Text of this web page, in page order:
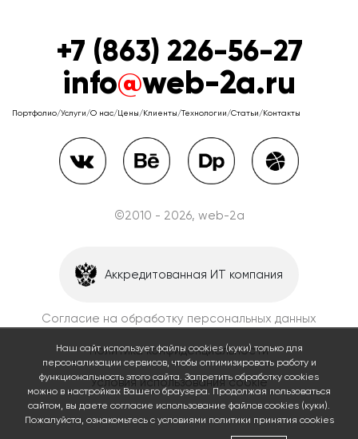
+7 (863) 226-56-27
info@web-2a.ru
Портфолио/Услуги/О нас/Цены/Клиенты/Технологии/Статьи/Контакты
©2010 - 2026, web-2a
Аккредитованная ИТ компания
Согласие на обработку персональных данных
Политика конфиденциальности
Условия использования cookie
Наш сайт использует файлы cookies (куки) только для
персонализации сервисов, чтобы оптимизировать работу и
функциональность этого сайта. Запретить обработку cookies
можно в настройках Вашего браузера. Продолжая пользоваться
сайтом, вы даете согласие использование файлов cookies (куки).
Пожалуйста, ознакомьтесь с условиями политики принятия сookies